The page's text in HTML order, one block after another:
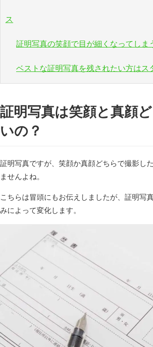
ス
証明写真の笑顔で目が細くなってしま
ベストな証明写真を残されたい方はス
証明写真は笑顔と真顔
いの？
証明写真ですが、笑顔か真顔どちらで撮影し
ませんよね。
こちらは冒頭にもお伝えしましたが、証明写
みによって変化します。